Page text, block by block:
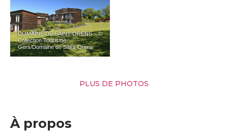
DOMAINE DE SAINT-ORENS – ©
Collection Tourisme
Gers/Domaine de Saint-Orens
PLUS DE PHOTOS
À propos